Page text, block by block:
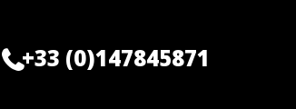
+33 (0)147845871